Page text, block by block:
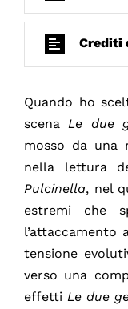
Crediti
Quando ho
scena Le due
mosso da una
nella lettura
Pulcinella, nel
estremi che
l’attaccamento
tensione
verso una
effetti Le due